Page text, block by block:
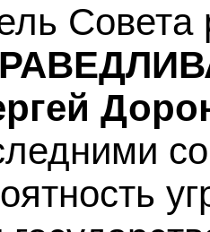
Совета